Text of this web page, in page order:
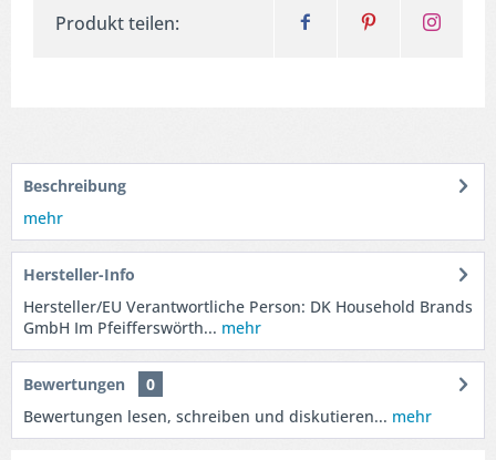
Produkt teilen:
Beschreibung
mehr
Hersteller-Info
Hersteller/EU Verantwortliche Person: DK Household Brands
GmbH Im Pfeifferswörth... mehr
Bewertungen
0
Bewertungen lesen, schreiben und diskutieren... mehr